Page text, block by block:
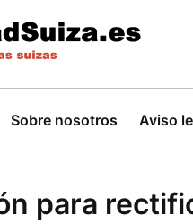
Sobre nosotros Aviso
para